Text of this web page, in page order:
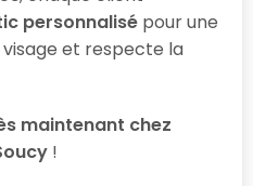
personnalisé pour une
et respecte la
maintenant chez
!